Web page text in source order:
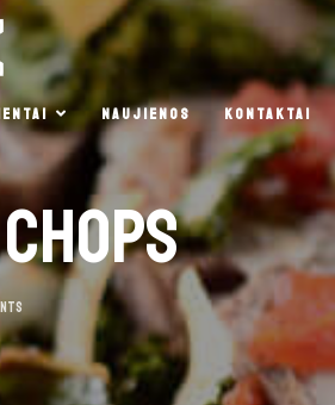
NAUJIENOS KONTAKTAI